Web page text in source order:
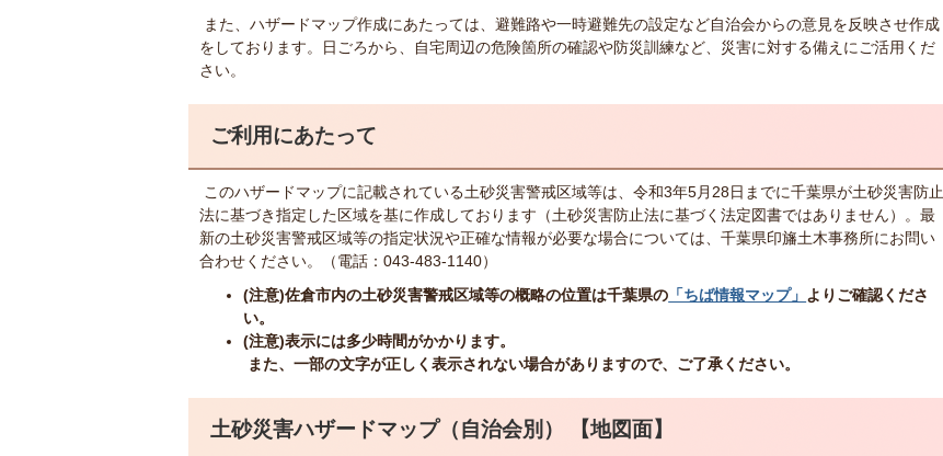
また、ハザードマップ作成にあたっては、避難路や一時避難先の設定など自治会からの意見を反映させ作成
をしております。日ごろから、自宅周辺の危険箇所の確認や防災訓練など、災害に対する備えにご活用くだ
さい。
ご利用にあたって
このハザードマップに記載されている土砂災害警戒区域等は、令和3年5月28日までに千葉県が土砂災害防止
法に基づき指定した区域を基に作成しております（土砂災害防止法に基づく法定図書ではありません）。最
新の土砂災害警戒区域等の指定状況や正確な情報が必要な場合については、千葉県印旛土木事務所にお問い
合わせください。（電話：043-483-1140）
(注意)佐倉市内の土砂災害警戒区域等の概略の位置は千葉県の 「ちば情報マップ」 よりご確認くださ
い。
(注意)表示には多少時間がかかります。
また、一部の文字が正しく表示されない場合がありますので、ご了承ください。
土砂災害ハザードマップ（自治会別） 【地図面】